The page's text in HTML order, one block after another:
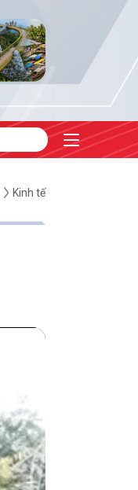
Kinh tế